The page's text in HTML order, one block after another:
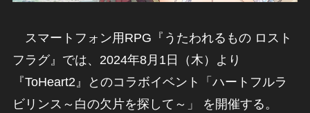
スマートフォン用RPG『うたわれるもの ロスト
フラグ』では、2024年8月1日（木）より
『ToHeart2』とのコラボイベント「ハートフルラ
ビリンス～白の欠片を探して～」 を開催する。